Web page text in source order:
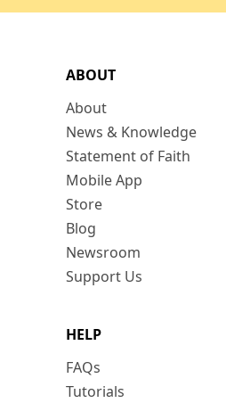
ABOUT
About
News & Knowledge
Statement of Faith
Mobile App
Store
Blog
Newsroom
Support Us
HELP
FAQs
Tutorials